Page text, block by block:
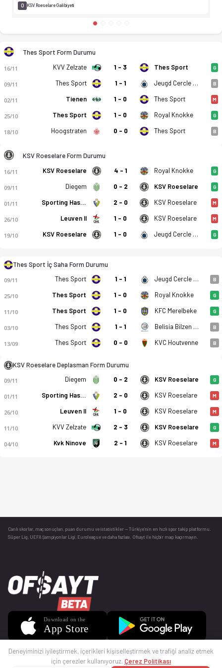
Thes Sport - KSV Roeselare 0-1 bitti. Gol anları, kadro,
0 KSV Roeselare Galibiyeti
Thes Sport Form Durumu
16/11 KVV Zelzate 1 - 3 Thes Sport G
09/11 Thes Sport 1 - 1 Jeugd Cercle Brugge U21 B
02/11 Tienen 1 - 0 Thes Sport M
25/10 Thes Sport 1 - 0 Royal Knokke G
18/10 Hoogstraten 0 - 0 Thes Sport B
KSV Roeselare Form Durumu
16/11 KSV Roeselare 4 - 1 Royal Knokke G
09/11 Diegem 0 - 2 KSV Roeselare G
01/11 Sporting Hasselt 2 - 0 KSV Roeselare M
26/10 Leuven II 1 - 0 KSV Roeselare M
19/10 KSV Roeselare 1 - 0 Jeugd Cercle Brugge U21 G
Thes Sport İç Saha Form Durumu
09/11 Thes Sport 1 - 1 Jeugd Cercle Brugge U21 B
25/10 Thes Sport 1 - 0 Royal Knokke G
11/10 Thes Sport 1 - 0 KFC Merelbeke G
03/10 Thes Sport 1 - 1 Belisia Bilzen SV B
13/09 Thes Sport 0 - 0 KVC Houtvenne B
KSV Roeselare Deplasman Form Durumu
09/11 Diegem 0 - 2 KSV Roeselare G
01/11 Sporting Hasselt 2 - 0 KSV Roeselare M
26/10 Leuven II 1 - 0 KSV Roeselare M
11/10 KVV Zelzate 2 - 3 KSV Roeselare G
04/10 Kvk Ninove 2 - 1 KSV Roeselare M
Canlı skorlar , maç sonuçları, puan durumu ve istatistikler — Türkiye’nin en hızlı spor takip platformu.
Süper Lig, UEFA Şampiyonlar Ligi, Euroleague ve daha fazlası. Ofsayt ile hiçbir maçı kaçırmayın.
Deneyiminizi iyileştirmek, içerikleri kişiselleştirmek ve trafiği analiz etmek
için çerezler kullanıyoruz. Çerez Politikası